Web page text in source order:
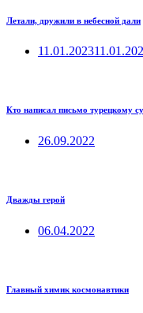
Летали, дружили в небесной дали
11.01.2023
Кто написал письмо турецкому
26.09.2022
Дважды герой
06.04.2022
Главный химик космонавтики